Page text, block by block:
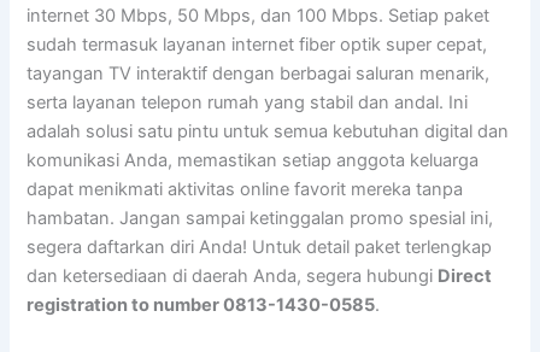
internet 30 Mbps, 50 Mbps, dan 100 Mbps. Setiap paket
sudah termasuk layanan internet fiber optik super cepat,
tayangan TV interaktif dengan berbagai saluran menarik,
serta layanan telepon rumah yang stabil dan andal. Ini
adalah solusi satu pintu untuk semua kebutuhan digital dan
komunikasi Anda, memastikan setiap anggota keluarga
dapat menikmati aktivitas online favorit mereka tanpa
hambatan. Jangan sampai ketinggalan promo spesial ini,
segera daftarkan diri Anda! Untuk detail paket terlengkap
dan ketersediaan di daerah Anda, segera hubungi Direct
registration to number 0813-1430-0585.